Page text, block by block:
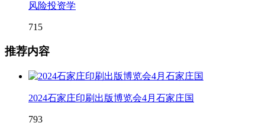
风险投资学
715
推荐内容
2024石家庄印刷出版博览会4月石家庄国
793